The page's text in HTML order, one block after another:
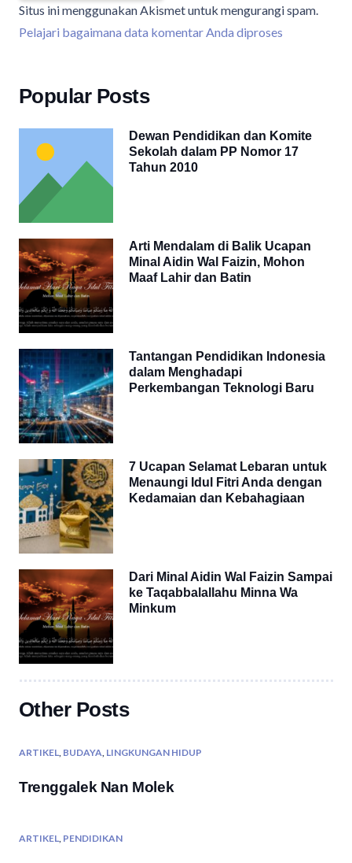
Situs ini menggunakan Akismet untuk mengurangi spam.
Pelajari bagaimana data komentar Anda diproses
Popular Posts
Dewan Pendidikan dan Komite
Sekolah dalam PP Nomor 17
Tahun 2010
Arti Mendalam di Balik Ucapan
Minal Aidin Wal Faizin, Mohon
Maaf Lahir dan Batin
Tantangan Pendidikan Indonesia
dalam Menghadapi
Perkembangan Teknologi Baru
7 Ucapan Selamat Lebaran untuk
Menaungi Idul Fitri Anda dengan
Kedamaian dan Kebahagiaan
Dari Minal Aidin Wal Faizin Sampai
ke Taqabbalallahu Minna Wa
Minkum
Other Posts
ARTIKEL, BUDAYA, LINGKUNGAN HIDUP
Trenggalek Nan Molek
ARTIKEL PENDIDIKAN